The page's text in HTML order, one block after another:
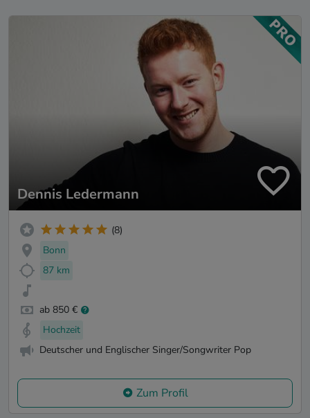
Dennis Ledermann
(8)
Bonn
87 km
ab 850 €
Hochzeit
Deutscher und Englischer Singer/Songwriter Pop
Zum Profil